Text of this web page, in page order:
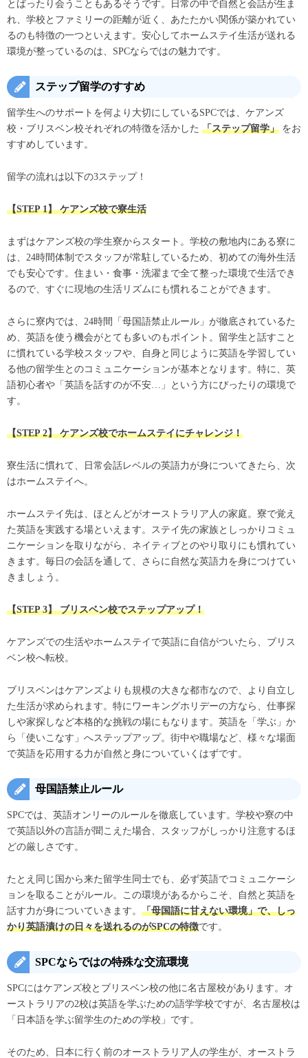
とばったり会うこともあるそうです。日常の中で自然と会話が生ま
れ、学校とファミリーの距離が近く、あたたかい関係が築かれてい
るのも特徴の一つといえます。安心してホームステイ生活が送れる
環境が整っているのは、SPCならではの魅力です。
ステップ留学のすすめ
留学生へのサポートを何より大切にしているSPCでは、ケアンズ
校・ブリスベン校それぞれの特徴を活かした 「ステップ留学」 をお
すすめしています。
留学の流れは以下の3ステップ！
【STEP 1】 ケアンズ校で寮生活
まずはケアンズ校の学生寮からスタート。学校の敷地内にある寮に
は、24時間体制でスタッフが常駐しているため、初めての海外生活
でも安心です。住まい・食事・洗濯まで全て整った環境で生活でき
るので、すぐに現地の生活リズムにも慣れることができます。
さらに寮内では、24時間「母国語禁止ルール」が徹底されているた
め、英語を使う機会がとても多いのもポイント。留学生と話すこと
に慣れている学校スタッフや、自身と同じように英語を学習してい
る他の留学生とのコミュニケーションが基本となります。特に、英
語初心者や「英語を話すのが不安…」という方にぴったりの環境で
す。
【STEP 2】 ケアンズ校でホームステイにチャレンジ！
寮生活に慣れて、日常会話レベルの英語力が身についてきたら、次
はホームステイへ。
ホームステイ先は、ほとんどがオーストラリア人の家庭。寮で覚え
た英語を実践する場といえます。ステイ先の家族としっかりコミュ
ニケーションを取りながら、ネイティブとのやり取りにも慣れてい
きます。毎日の会話を通して、さらに自然な英語力を身につけてい
きましょう。
【STEP 3】 ブリスベン校でステップアップ！
ケアンズでの生活やホームステイで英語に自信がついたら、ブリス
ベン校へ転校。
ブリスベンはケアンズよりも規模の大きな都市なので、より自立し
た生活が求められます。特にワーキングホリデーの方なら、仕事探
しや家探しなど本格的な挑戦の場にもなります。英語を「学ぶ」か
ら「使いこなす」へステップアップ。街中や職場など、様々な場面
で英語を応用する力が自然と身についていくはずです。
母国語禁止ルール
SPCでは、英語オンリーのルールを徹底しています。学校や寮の中
で英語以外の言語が聞こえた場合、スタッフがしっかり注意するほ
どの厳しさです。
たとえ同じ国から来た留学生同士でも、必ず英語でコミュニケーシ
ョンを取ることがルール。この環境があるからこそ、自然と英語を
話す力が身についていきます。 「母国語に甘えない環境」で、しっ
かり英語漬けの日々を送れるのがSPCの特徴です。
SPCならではの特殊な交流環境
SPCにはケアンズ校とブリスベン校の他に名古屋校があります。 オ
ーストラリアの2校は英語を学ぶための語学学校ですが、名古屋校は
「日本語を学ぶ留学生のための学校」です。
そのため、日本に行く前のオーストラリア人の学生が、オーストラ